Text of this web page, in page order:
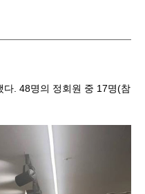
. 48명의 정회원 중 17명(참